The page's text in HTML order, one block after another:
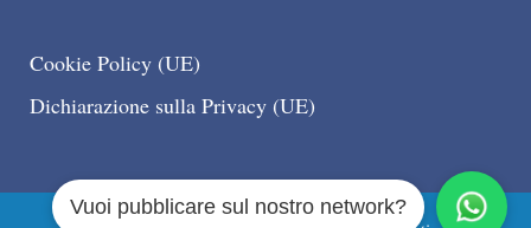
Cookie Policy (UE)
Dichiarazione sulla Privacy (UE)
Vuoi pubblicare sul nostro network?